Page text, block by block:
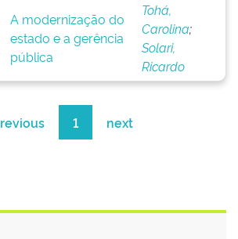
A modernização do
estado e a gerência
pública
Tohá,
Carolina;
Solari,
Ricardo
1 next